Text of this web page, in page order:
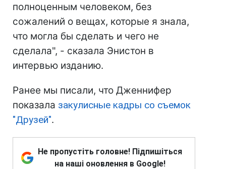
полноценным человеком, без
сожалений о вещах, которые я знала,
что могла бы сделать и чего не
сделала", - сказала Энистон в
интервью изданию.
Ранее мы писали, что Дженнифер
показала закулисные кадры со съемок
"Друзей".
Не пропустіть головне! Підпишіться
на наші оновлення в Google!